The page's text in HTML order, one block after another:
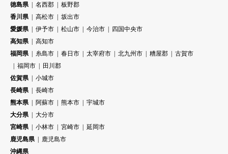
徳島県
名西郡
板野郡
香川県
高松市
坂出市
愛媛県
伊予市 松山市 今治市
四国中央市
高知県
高知市
福岡県
糸島市 春日市 太宰府市 北九州市 糟屋郡
古賀市
福岡市
田川郡
佐賀県
小城市
長崎県
長崎市
熊本県
阿蘇市 熊本市
宇城市
大分県
大分市
宮崎県
小林市 宮崎市
延岡市
鹿児島県
鹿児島市
沖縄県